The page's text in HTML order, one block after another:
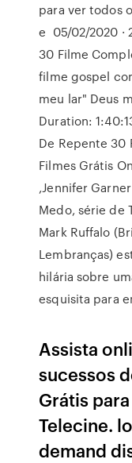
para ver todos
e 05/02/2020 ·
30 Filme
filme gospel
meu lar" Deus
Duration:
De Repente 30
Filmes Grátis
,Jennifer
Medo, série de
Mark Ruffalo
Lembranças)
hilária sobre
esquisita para
Assista
sucessos
Grátis
Telecine.
demand